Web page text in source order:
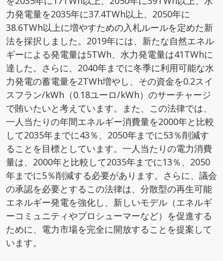
力発電量を2035年に37.4TWh以上、2050年に
38.6TWh以上に増やすための入札ルールを定めた新
法を採択しました。2019年には、新たな自然エネル
ギーによる発電量は5TWh、水力発電量は41TWhに
達した。さらに、2040年までに冬季に利用可能な水
力発電の蓄電量を2TWh増やし、その資金を0.2スイ
スフラン/kWh（0.18ユーロ/kWh）のサーチャージ
で賄いたいと考えています。また、この法律では、
一人当たりの年間エネルギー消費量を2000年と比較
して2035年までに43％、2050年までに53％削減す
ることを目標としています。一人当たりの電力消費
量は、2000年と比較して2035年までに13％、2050
年までに5％削減する必要があります。さらに、議会
の承認を必要とするこの法律は、分散型の再生可能
エネルギー発電を強化し、新しいモデル（エネルギ
ーコミュニティやプロシューマーなど）を促進する
ために、電力市場を完全に開放することを提案して
います。